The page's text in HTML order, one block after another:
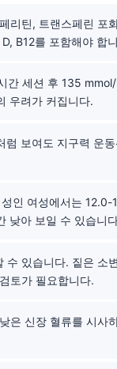
리틴, 트랜스페린 포
B12를 포함해야 합
세션 후 135
우려가 커집니다.
보여도 지구력 운
인 여성에서는
낮아 보일 수 있습니
있습니다. 짙은 소
토가 필요합니다.
은 신장 혈류를 시사